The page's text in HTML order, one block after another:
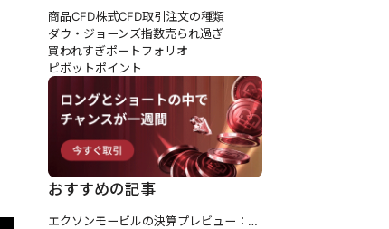
商品CFD株式CFD取引注文の種類
ダウ・ジョーンズ指数売られ過ぎ
買われすぎポートフォリオ
ピボットポイント
おすすめの記事
エクソンモービルの決算プレビュー：157億ドルの四半期は再現可能なキャッシュフローとなるか